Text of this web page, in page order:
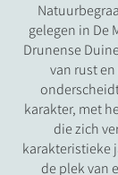
gelegen in De
Drunense
van rust
karakter, met
die zich
karakteristieke
de plek van